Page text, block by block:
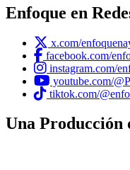
Enfoque en
x.com/
facebook.com/
instagram.com/
youtube.com/
tiktok.com/
Una Producción